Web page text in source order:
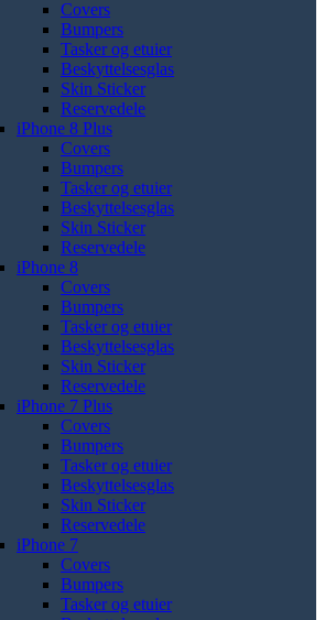
Covers
Bumpers
Tasker og etuier
Beskyttelsesglas
Skin Sticker
Reservedele
iPhone 8 Plus
Covers
Bumpers
Tasker og etuier
Beskyttelsesglas
Skin Sticker
Reservedele
iPhone 8
Covers
Bumpers
Tasker og etuier
Beskyttelsesglas
Skin Sticker
Reservedele
iPhone 7 Plus
Covers
Bumpers
Tasker og etuier
Beskyttelsesglas
Skin Sticker
Reservedele
iPhone 7
Covers
Bumpers
Tasker og etuier